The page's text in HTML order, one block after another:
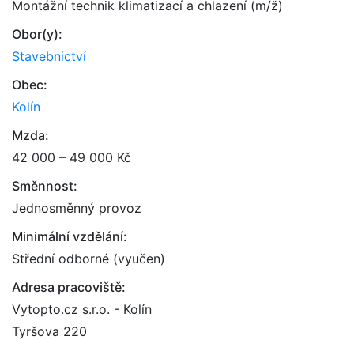
Montážní technik klimatizací a chlazení (m/ž)
Obor(y):
Stavebnictví
Obec:
Kolín
Mzda:
42 000 – 49 000 Kč
Směnnost:
Jednosměnný provoz
Minimální vzdělání:
Střední odborné (vyučen)
Adresa pracoviště:
Vytopto.cz s.r.o. - Kolín
Tyršova 220